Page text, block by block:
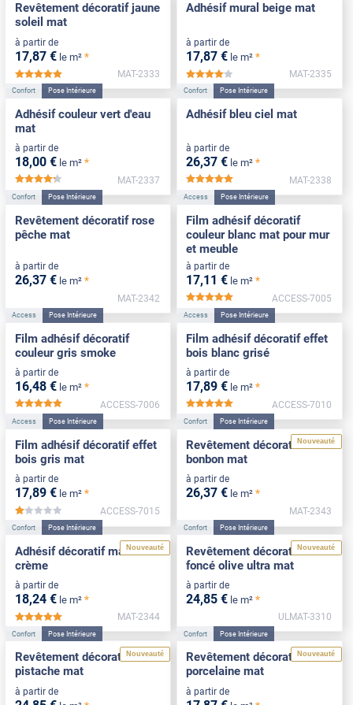
Revêtement décoratif jaune
soleil mat
à partir de
17,87 € le m² *
*****
MAT-2333
Adhésif mural beige mat
à partir de
17,87 € le m² *
*****
MAT-2335
Confort Pose Intérieure
Adhésif couleur vert d'eau
mat
à partir de
18,00 € le m² *
*****
MAT-2337
Confort Pose Intérieure
Adhésif bleu ciel mat
à partir de
26,37 € le m² *
MAT-2338
Confort Pose Intérieure
Revêtement décoratif rose
pêche mat
à partir de
26,37 € le m² *
MAT-2342
Access Pose Intérieure
Film adhésif décoratif
couleur blanc mat pour mur
et meuble
à partir de
17,11 € le m² *
ACCESS-7005
Access Pose Intérieure
Film adhésif décoratif
couleur gris smoke
à partir de
16,48 € le m² *
*****
ACCESS-7006
Access Pose Intérieure
Film adhésif décoratif effet
bois blanc grisé
à partir de
17,89 € le m² *
ACCESS-7010
Access Pose Intérieure
Film adhésif décoratif effet
bois gris mat
à partir de
17,89 € le m² *
*****
ACCESS-7015
Nouveauté
Confort Pose Intérieure
Revêtement décoratif rose
bonbon mat
à partir de
26,37 € le m² *
MAT-2343
Nouveauté
Confort Pose Intérieure
Adhésif décoratif mat blanc
crème
à partir de
18,24 € le m² *
*****
MAT-2344
Nouveauté
Confort Pose Intérieure
Revêtement décoratif vert
foncé olive ultra mat
à partir de
24,85 € le m² *
ULMAT-3310
Nouveauté
Confort Pose Intérieure
Revêtement décoratif vert
pistache mat
à partir de
Nouveauté
Confort Pose Intérieure
Revêtement décoratif
porcelaine mat
à partir de